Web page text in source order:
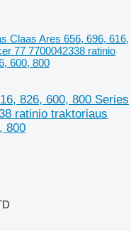
Claas Ares 656, 696, 616,
77 7700042338 ratinio
600, 800
826, 600, 800 Series
ratinio traktoriaus
800